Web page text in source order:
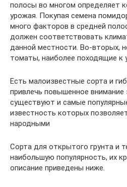
полосы во многом определяет
урожая. Покупая семена
много факторов в средней
должен соответствовать
данной местности. Во-вторых,
томаты, наиболее походящие к
Есть малоизвестные сорта и
привлечь повышенное
существуют и самые
известность которых
народными
Сорта для открытого грунта и
наибольшую популярность, их
описание приведены ниже.